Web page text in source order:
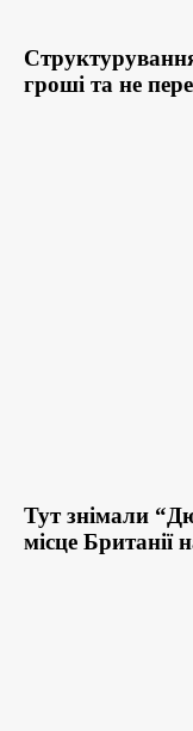
гроші та не
Тут знімали
місце Британії